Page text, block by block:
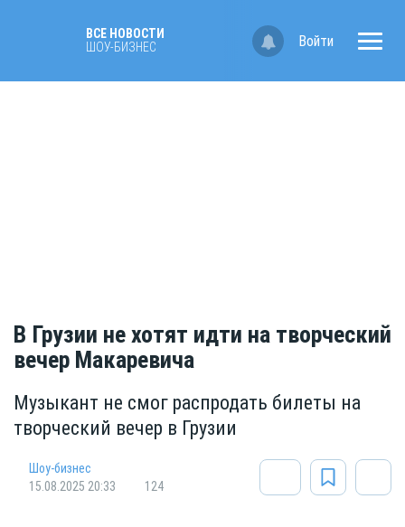
ВСЕ НОВОСТИ
ШОУ-БИЗНЕС
Войти
В Грузии не хотят идти на творческий
вечер Макаревича
Музыкант не смог распродать билеты на
творческий вечер в Грузии
Шоу-бизнес
15.08.2025 20:33
124